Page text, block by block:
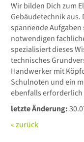
Wir bilden Dich zum
Gebäudetechnik
spannende
notwendigen
spezialisiert dieses
technisches
Handwerker mit
Schulnoten und ein
ebenfalls
letzte Änderung:
« zurück